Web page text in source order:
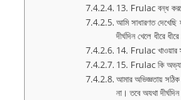
13. Frulac বন্ধ
আমি সাধারণত
দীর্ঘদিন খেলে ধীরে
14. Frulac খাওয়ার
15. Frulac কি
আমার অভিজ্ঞতায়
না। তবে অযথা